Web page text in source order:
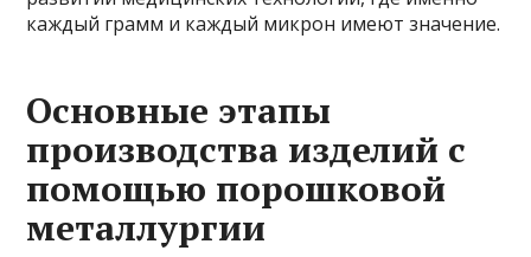
каждый грамм и каждый микрон имеют значение.
Основные этапы
производства изделий с
помощью порошковой
металлургии